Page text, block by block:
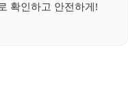
확인하고 안전하게!